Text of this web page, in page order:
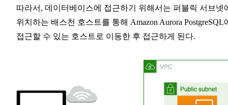
따라서, 데이터베이스에 접근하기 위해서는 퍼블릭 서브넷
위치하는 배스천 호스트를 통해 Amazon Aurora PostgreSQL
접근할 수 있는 호스트로 이동한 후 접근하게 된다.